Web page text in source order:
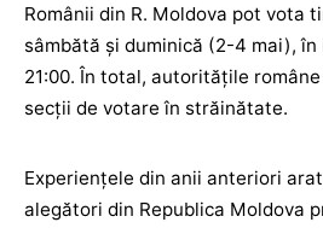
Românii din R. Moldova pot vota
sâmbătă și duminică (2-4 mai),
21:00. În total, autoritățile
secții de votare în străinătate.
Experiențele din anii anteriori
alegători din Republica Moldova